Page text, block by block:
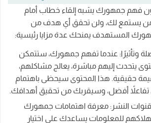
فهم جمهورك يشبه إلقاء خطاب أمام
من يستمع لك، ولن تحقق أي هدف من
المستهدف يمنحك عدة مزايا رئيسية:
وتأثيرًا: عندما تفهم جمهورك، ستتمكن
يتحدث إليهم مباشرة، يعالج مشاكلهم،
حقيقية. هذا المحتوى سيحظى باهتمام
تفاعلاً أفضل، وسيقربك من تحقيق أهدافك.
قنوات النشر: معرفة اهتمامات جمهورك
للمعلومات يساعدك على اختيار